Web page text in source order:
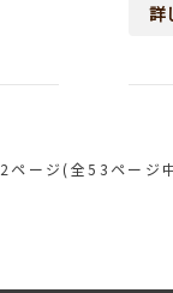
詳
2ページ(全53ページ